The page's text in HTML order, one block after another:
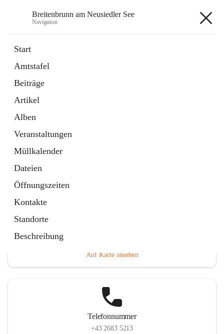
Breitenbrunn am Neusiedler See
Navigation
Start
Amtstafel
Beiträge
Artikel
Alben
Veranstaltungen
Müllkalender
Dateien
Öffnungszeiten
Kontakte
Standorte
Beschreibung
18 Schnellzugriffe
Gemeindeservice
Auf Karte ansehen
Telefonnummer
+43 2683 5213